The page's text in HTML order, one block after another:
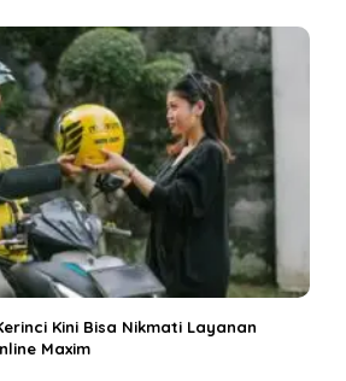
Kini Bisa Nikmati Layanan
Maxim